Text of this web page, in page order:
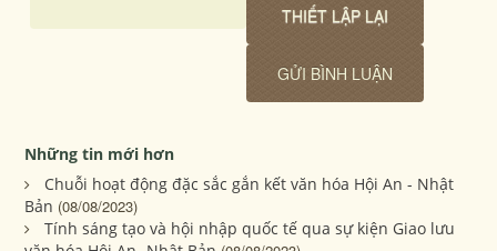
Những tin mới hơn
Chuỗi hoạt động đặc sắc gắn kết văn hóa Hội An - Nhật
Bản (08/08/2023)
Tính sáng tạo và hội nhập quốc tế qua sự kiện Giao lưu